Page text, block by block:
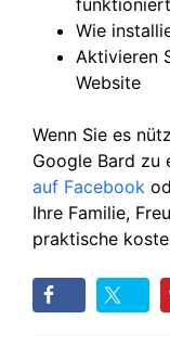
Wie
Aktivieren
Website
Wenn Sie es
Google Bard zu
auf Facebook
Ihre Familie,
praktische